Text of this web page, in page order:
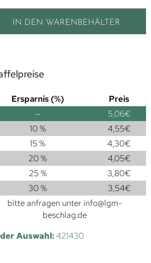
IN DEN WARENBEHÄLTER
Ersparnis (%)
Preis
— 5,06€
10 % 4,55€
15 % 4,30€
20 % 4,05€
25 % 3,80€
30 % 3,54€
bitte anfragen unter info@lgm-
beschlag.de
Auswahl:421430